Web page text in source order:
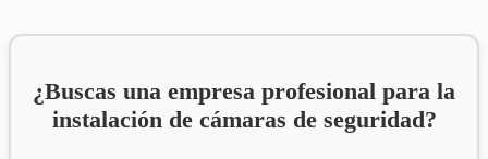
¿Buscas una empresa profesional para la
instalación de cámaras de seguridad?